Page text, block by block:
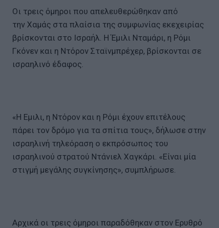
Οι τρεις όμηροι που απελευθερώθηκαν από
την Χαμάς στα πλαίσια της συμφωνίας εκεχειρίας
βρίσκονται στο Ισραήλ. Η Έμιλι Νταμάρι, η Ρόμι
Γκόνεν και η Ντόρον Σταϊνμπρέχερ, βρίσκονται σε
ισραηλινό έδαφος.
«Η Εμιλι, η Ντόρον και η Ρόμι έχουν επιτέλους
πάρει τον δρόμο για τα σπίτια τους», δήλωσε στην
ισραηλινή τηλεόραση ο εκπρόσωπος του
ισραηλινού στρατού Ντάνιελ Χαγκάρι. «Είναι μία
στιγμή μεγάλης συγκίνησης», συμπλήρωσε.
Αρχικά οι τρεις όμηροι παραδόθηκαν στον Ερυθρό